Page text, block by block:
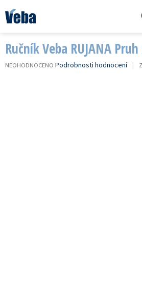
na
obsah
Ručník Veba RUJANA
PRŮMĚRNÉ
NEOHODNOCENO Podrobnosti hodnocení